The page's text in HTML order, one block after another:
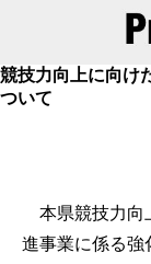
競技力向上に向け
ついて
本県競技力向
進事業に係る強